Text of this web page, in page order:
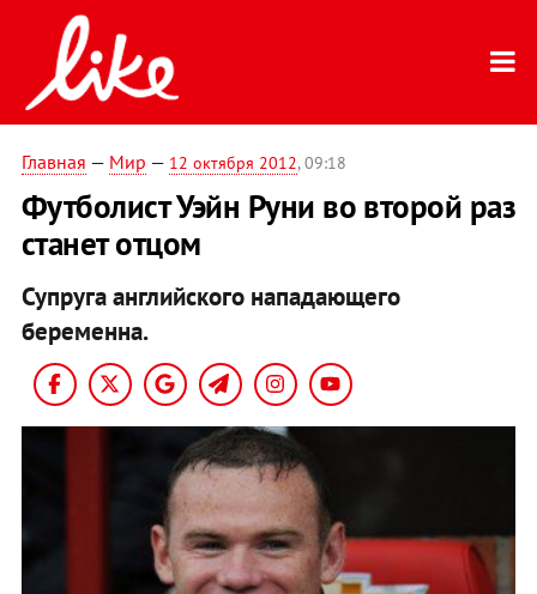
Главная — Мир — 12 октября 2012, 09:18
Футболист Уэйн Руни во второй раз
станет отцом
Супруга английского нападающего
беременна.